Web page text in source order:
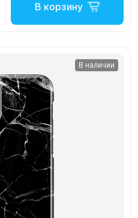
В корзину
В наличии